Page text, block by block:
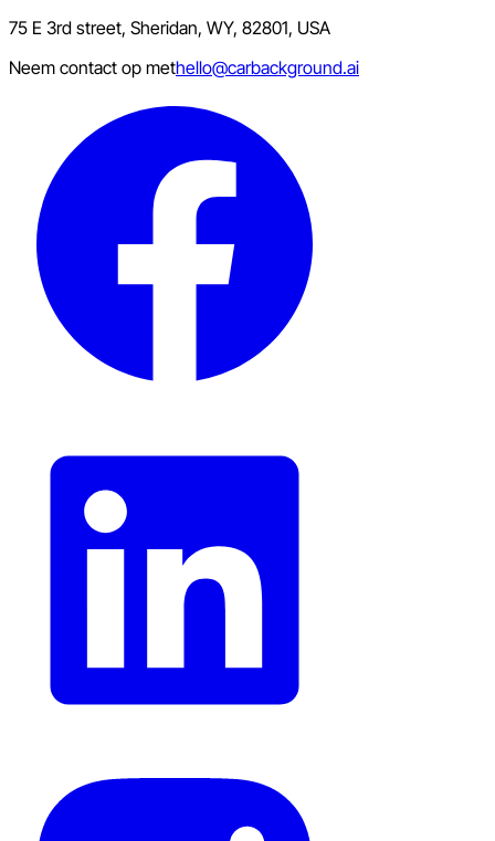
75 E 3rd street, Sheridan, WY, 82801, USA
Neem contact op methello@carbackground.ai